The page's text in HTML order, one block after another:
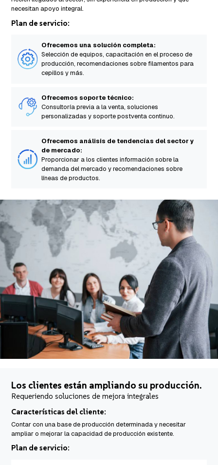
necesitan apoyo integral.
Plan de servicio:
Ofrecemos una solución completa:
Selección de equipos, capacitación en el proceso de
producción, recomendaciones sobre filamentos para
cepillos y más.
Ofrecemos soporte técnico:
Consultoría previa a la venta, soluciones
personalizadas y soporte postventa continuo.
Ofrecemos análisis de tendencias del sector y
de mercado:
Proporcionar a los clientes información sobre la
demanda del mercado y recomendaciones sobre
líneas de productos.
Los clientes están ampliando su producción.
Requeriendo soluciones de mejora integrales
Características del cliente:
Contar con una base de producción determinada y necesitar
ampliar o mejorar la capacidad de producción existente.
Plan de servicio: